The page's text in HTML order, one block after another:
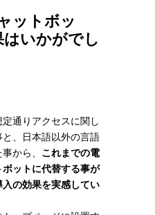
ットボッ
はいかがでし
通りアクセスに関し
、日本語以外の言語
から、 これまでの電
ットに代替する事が
の効果を実感してい